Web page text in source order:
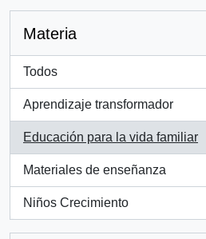
Materia
Todos
Aprendizaje transformador
, 3 resultados
Educación para la vida familiar
, 3 resultados
Materiales de enseñanza
, 3 resultados
Niños Crecimiento
, 1 resultados